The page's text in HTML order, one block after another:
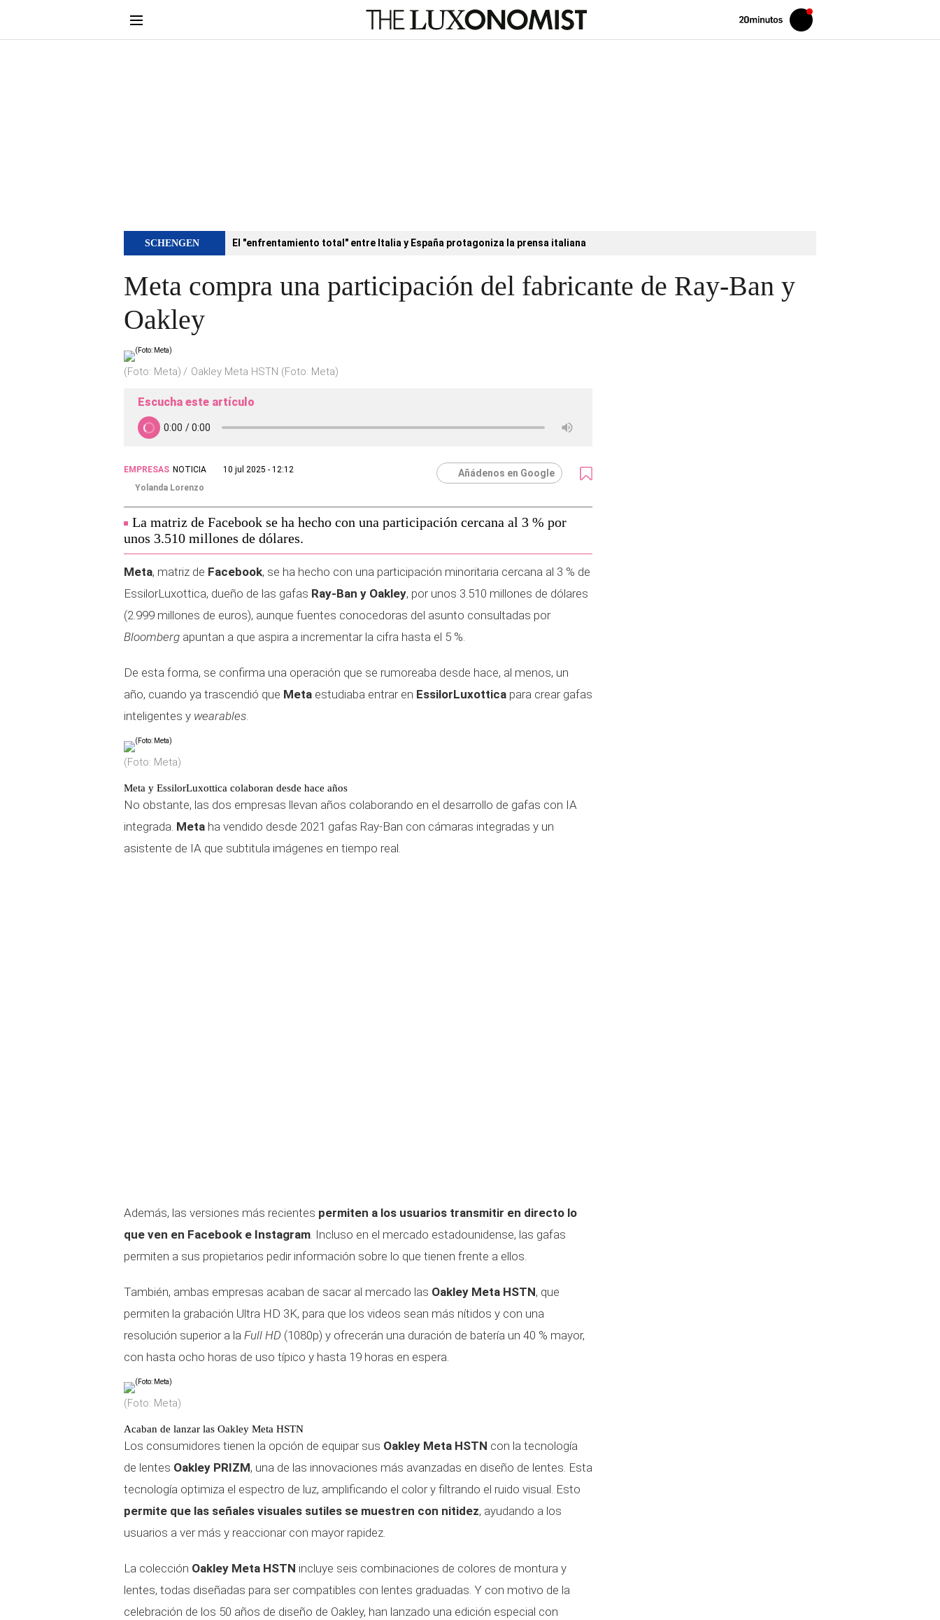
Volver
Iniciar
sesión
SCHENGEN El "enfrentamiento total" entre Italia y España protagoniza la prensa italiana
Meta compra una participación del fabricante de Ray-Ban y
Oakley
(Foto: Meta) Oakley Meta HSTN (Foto: Meta)
Escucha este artículo
EMPRESAS NOTICIA
10 jul 2025 - 12:12
Yolanda Lorenzo
Añádenos en Google
La matriz de Facebook se ha hecho con una participación cercana al 3 % por
unos 3.510 millones de dólares.
Meta, matriz de Facebook, se ha hecho con una participación minoritaria cercana al 3 % de
EssilorLuxottica, dueño de las gafas Ray-Ban y Oakley, por unos 3.510 millones de dólares
(2.999 millones de euros), aunque fuentes conocedoras del asunto consultadas por
Bloomberg apuntan a que aspira a incrementar la cifra hasta el 5 %.
De esta forma, se confirma una operación que se rumoreaba desde hace, al menos, un
año, cuando ya trascendió que Meta estudiaba entrar en EssilorLuxottica para crear gafas
inteligentes y wearables.
(Foto: Meta)
Meta y EssilorLuxottica colaboran desde hace años
No obstante, las dos empresas llevan años colaborando en el desarrollo de gafas con IA
integrada. Meta ha vendido desde 2021 gafas Ray-Ban con cámaras integradas y un
asistente de IA que subtitula imágenes en tiempo real.
Además, las versiones más recientes permiten a los usuarios transmitir en directo lo
que ven en Facebook e Instagram. Incluso en el mercado estadounidense, las gafas
permiten a sus propietarios pedir información sobre lo que tienen frente a ellos.
También, ambas empresas acaban de sacar al mercado las Oakley Meta HSTN, que
permiten la grabación Ultra HD 3K, para que los videos sean más nítidos y con una
resolución superior a la Full HD (1080p) y ofrecerán una duración de batería un 40 % mayor,
con hasta ocho horas de uso típico y hasta 19 horas en espera.
(Foto: Meta)
Acaban de lanzar las Oakley Meta HSTN
Los consumidores tienen la opción de equipar sus Oakley Meta HSTN con la tecnología
de lentes Oakley PRIZM, una de las innovaciones más avanzadas en diseño de lentes. Esta
tecnología optimiza el espectro de luz, amplificando el color y filtrando el ruido visual. Esto
permite que las señales visuales sutiles se muestren con nitidez, ayudando a los
usuarios a ver más y reaccionar con mayor rapidez.
La colección Oakley Meta HSTN incluye seis combinaciones de colores de montura y
lentes, todas diseñadas para ser compatibles con lentes graduadas. Y con motivo de la
celebración de los 50 años de diseño de Oakley, han lanzado una edición especial con